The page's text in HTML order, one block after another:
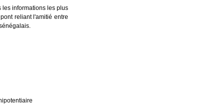
les informations les plus
reliant l'amitié entre